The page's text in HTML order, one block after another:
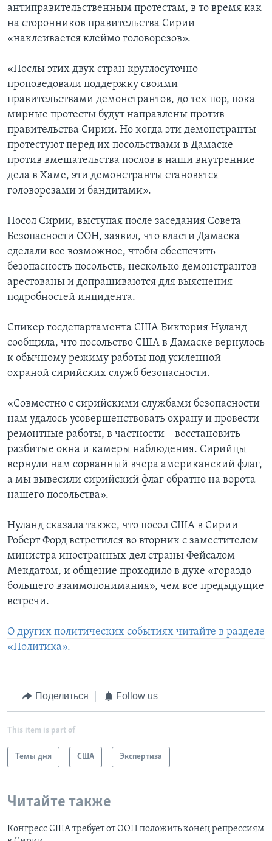
антиправительственным протестам, в то время как
на сторонников правительства Сирии
«наклеивается клеймо головорезов».
«Послы этих двух стран круглосуточно
проповедовали поддержку своими
правительствами демонстрантов, до тех пор, пока
мирные протесты будут направлены против
правительства Сирии. Но когда эти демонстранты
протестуют перед их посольствами в Дамаске
против вмешательства послов в наши внутренние
дела в Хаме, эти демонстранты становятся
головорезами и бандитами».
Посол Сирии, выступая после заседания Совета
Безопасности ООН, заявил, что власти Дамаска
сделали все возможное, чтобы обеспечить
безопасность посольств, несколько демонстрантов
арестованы и допрашиваются для выяснения
подробностей инцидента.
Спикер госдепартамента США Виктория Нуланд
сообщила, что посольство США в Дамаске вернулось
к обычному режиму работы под усиленной
охраной сирийских служб безопасности.
«Совместно с сирийскими службами безопасности
нам удалось усовершенствовать охрану и провести
ремонтные работы, в частности – восстановить
разбитые окна и камеры наблюдения. Сирийцы
вернули нам сорванный вчера американский флаг,
а мы вывесили сирийский флаг обратно на ворота
нашего посольства».
Нуланд сказала также, что посол США в Сирии
Роберт Форд встретился во вторник с заместителем
министра иностранных дел страны Фейсалом
Мекдатом, и общение проходило в духе «гораздо
большего взаимопонимания», чем все предыдущие
встречи.
О других политических событиях читайте в разделе
«Политика».
Поделиться Follow us
This item is part of
Темы дня США Экспертиза
Читайте также
Конгресс США требует от ООН положить конец репрессиям